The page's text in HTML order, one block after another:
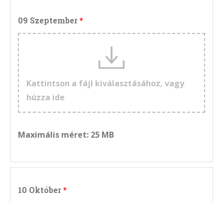
09 Szeptember
Kattintson a fájl kiválasztásához, vagy
húzza ide
Maximális méret: 25 MB
10 Október